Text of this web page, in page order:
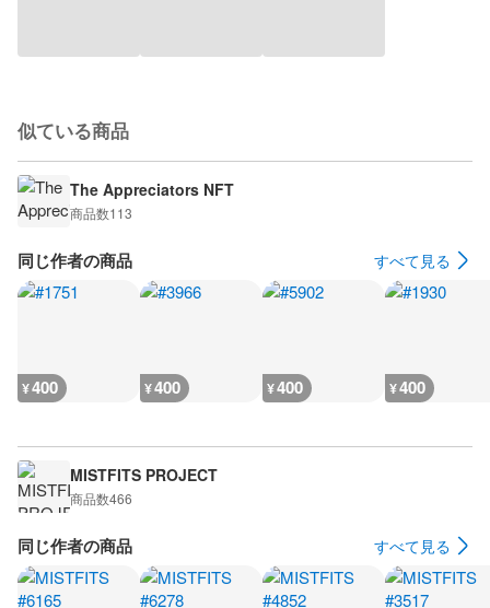
似ている商品
The Appreciators NFT
商品数113
同じ作者の商品 すべて見る
¥400 ¥400 ¥400 ¥400
MISTFITS PROJECT
商品数466
同じ作者の商品 すべて見る